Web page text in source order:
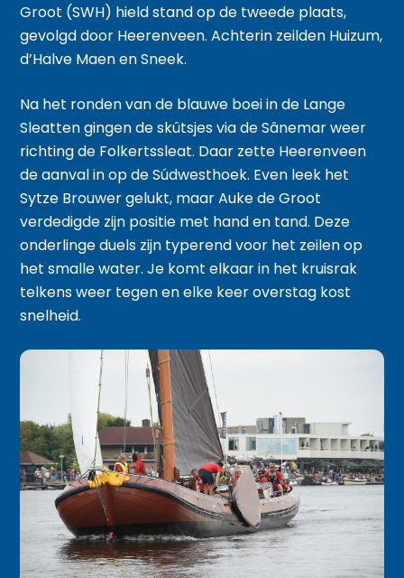
Groot (SWH) hield stand op de tweede plaats,
gevolgd door Heerenveen. Achterin zeilden Huizum,
d’Halve Maen en Sneek.
Na het ronden van de blauwe boei in de Lange
Sleatten gingen de skûtsjes via de Sânemar weer
richting de Folkertssleat. Daar zette Heerenveen
de aanval in op de Súdwesthoek. Even leek het
Sytze Brouwer gelukt, maar Auke de Groot
verdedigde zijn positie met hand en tand. Deze
onderlinge duels zijn typerend voor het zeilen op
het smalle water. Je komt elkaar in het kruisrak
telkens weer tegen en elke keer overstag kost
snelheid.